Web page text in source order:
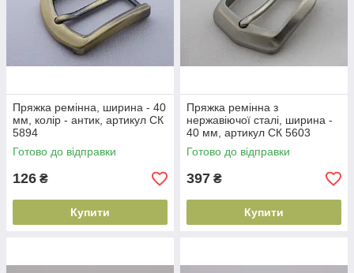
Пряжка ремінна, ширина - 40
мм, колір - антик, артикул СК
5894
Готово до відправки
126 ₴
Купити
Пряжка ремінна з
нержавіючої сталі, ширина -
40 мм, артикул СК 5603
Готово до відправки
397 ₴
Купити